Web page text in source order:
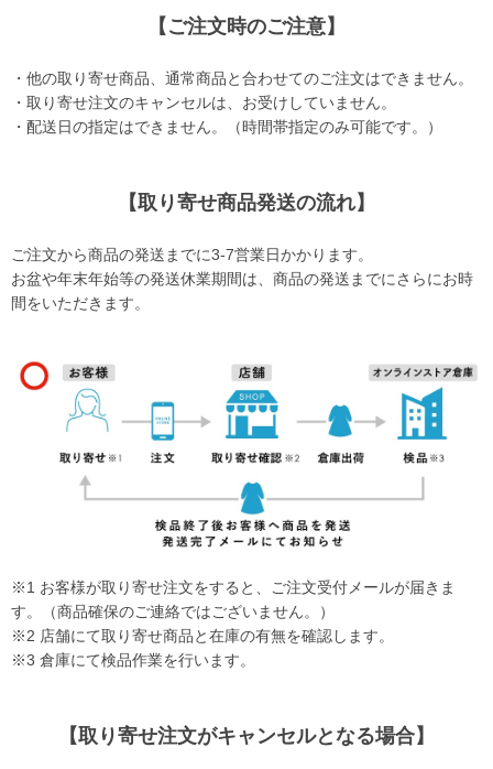
【ご注文時のご注意】
・他の取り寄せ商品、通常商品と合わせてのご注文はできません。
・取り寄せ注文のキャンセルは、お受けしていません。
・配送日の指定はできません。（時間帯指定のみ可能です。）
【取り寄せ商品発送の流れ】
ご注文から商品の発送までに3-7営業日かかります。
お盆や年末年始等の発送休業期間は、商品の発送までにさらにお時
間をいただきます。
※1 お客様が取り寄せ注文をすると、ご注文受付メールが届きま
す。（商品確保のご連絡ではございません。）
※2 店舗にて取り寄せ商品と在庫の有無を確認します。
※3 倉庫にて検品作業を行います。
【取り寄せ注文がキャンセルとなる場合】